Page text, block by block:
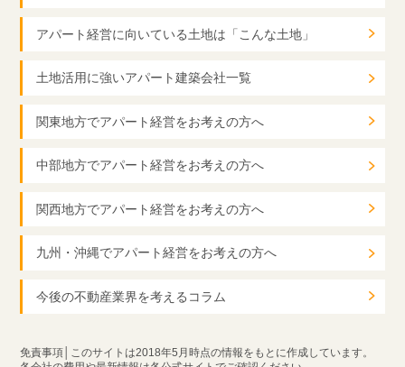
アパート経営に向いている土地は「こんな土地」
土地活用に強いアパート建築会社一覧
関東地方でアパート経営をお考えの方へ
中部地方でアパート経営をお考えの方へ
関西地方でアパート経営をお考えの方へ
九州・沖縄でアパート経営をお考えの方へ
今後の不動産業界を考えるコラム
免責事項│このサイトは2018年5月時点の情報をもとに作成しています。